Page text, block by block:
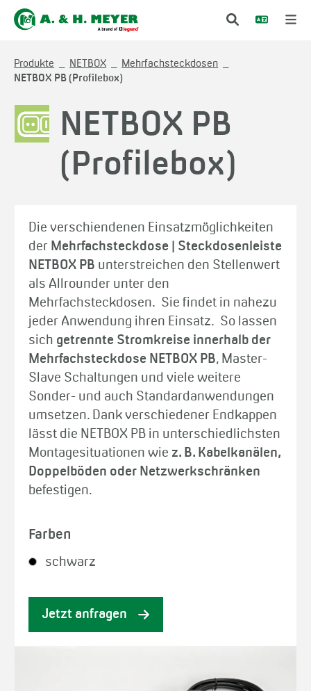
Produkte NETBOX
Mehrfachsteckdosen
NETBOX PB (Profilebox)
NETBOX PB
(Profilebox)
Die verschiendenen Einsatzmöglichkeiten
der Mehrfachsteckdose | Steckdosenleiste
NETBOX PB unterstreichen den Stellenwert
als Allrounder unter den
Mehrfachsteckdosen. Sie findet in nahezu
jeder Anwendung ihren Einsatz. So lassen
sich getrennte Stromkreise innerhalb der
Mehrfachsteckdose NETBOX PB, Master-
Slave Schaltungen und viele weitere
Sonder- und auch Standardanwendungen
umsetzen. Dank verschiedener Endkappen
lässt die NETBOX PB in unterschiedlichsten
Montagesituationen wie z. B. Kabelkanälen,
Doppelböden oder Netzwerkschränken
befestigen.
Farben
schwarz
Jetzt anfragen